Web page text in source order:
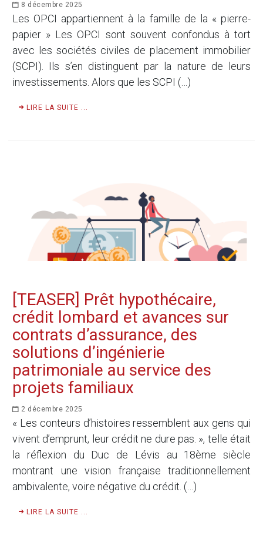
8 décembre 2025
Les OPCI appartiennent à la famille de la « pierre-
papier » Les OPCI sont souvent confondus à tort
avec les sociétés civiles de placement immobilier
(SCPI). Ils s’en distinguent par la nature de leurs
investissements. Alors que les SCPI (…)
LIRE LA SUITE ...
[TEASER] Prêt hypothécaire,
crédit lombard et avances sur
contrats d’assurance, des
solutions d’ingénierie
patrimoniale au service des
projets familiaux
2 décembre 2025
« Les conteurs d’histoires ressemblent aux gens qui
vivent d’emprunt, leur crédit ne dure pas. », telle était
la réflexion du Duc de Lévis au 18ème siècle
montrant une vision française traditionnellement
ambivalente, voire négative du crédit. (…)
LIRE LA SUITE ...